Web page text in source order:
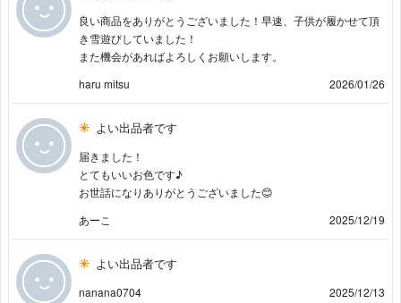
良い商品をありがとうございました！早速、子供が履かせて頂
き雪遊びしていました！
また機会があればよろしくお願いします。
haru mitsu
2026/01/26
よい出品者です
届きました！
とてもいいお色です♪︎
お世話になりありがとうございました😊
あーこ
2025/12/19
よい出品者です
nanana0704 2025/12/13